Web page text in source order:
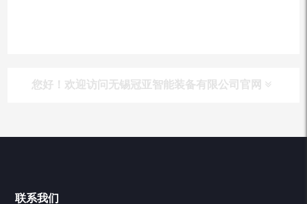
您好！欢迎访问无锡冠亚智能装备有限公司官网
产品列表
联系我们